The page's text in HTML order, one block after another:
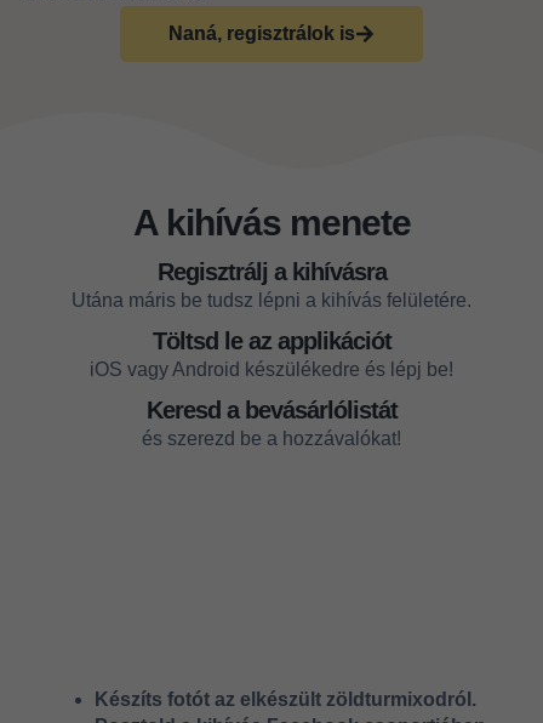
Naná, regisztrálok is
A kihívás menete
Regisztrálj a kihívásra
Utána máris be tudsz lépni a kihívás felületére.
Töltsd le az applikációt
iOS vagy Android készülékedre és lépj be!
Keresd a bevásárlólistát
és szerezd be a hozzávalókat!
Készíts fotót az elkészült zöldturmixodról.